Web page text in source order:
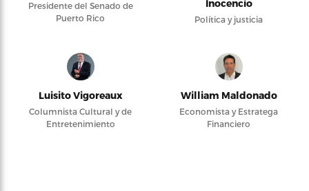
Presidente del Senado de
Puerto Rico
Inocencio
Política y justicia
Luisito Vigoreaux
Columnista Cultural y de
Entretenimiento
William Maldonado
Economista y Estratega
Financiero